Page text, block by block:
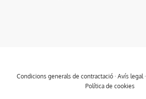
Condicions generals de contractació· Avís legal·
Política de cookies